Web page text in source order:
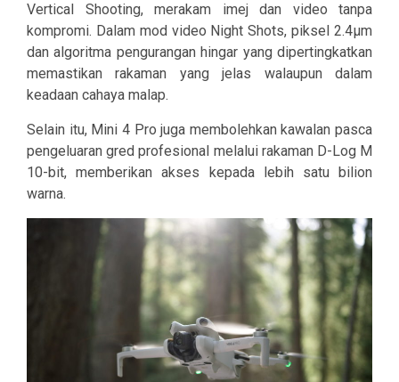
Vertical Shooting, merakam imej dan video tanpa
kompromi. Dalam mod video Night Shots, piksel 2.4μm
dan algoritma pengurangan hingar yang dipertingkatkan
memastikan rakaman yang jelas walaupun dalam
keadaan cahaya malap.
Selain itu, Mini 4 Pro juga membolehkan kawalan pasca
pengeluaran gred profesional melalui rakaman D-Log M
10-bit, memberikan akses kepada lebih satu bilion
warna.